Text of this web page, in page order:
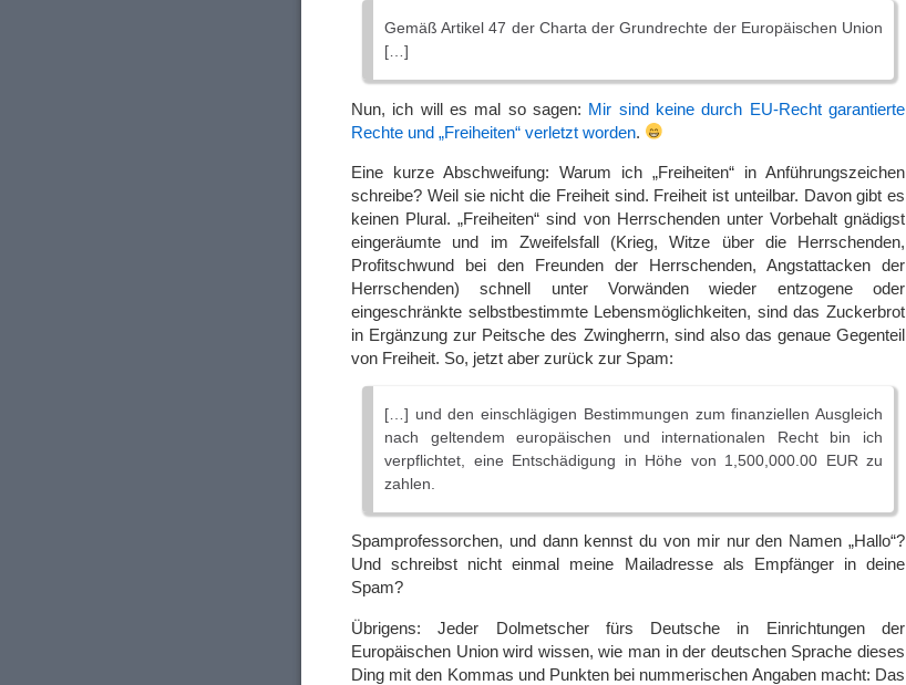
Gemäß Artikel 47 der Charta der Grundrechte der Europäischen Union
[…]
Nun, ich will es mal so sagen: Mir sind keine durch EU-Recht garantierte
Rechte und „Freiheiten“ verletzt worden.
Eine kurze Abschweifung: Warum ich „Freiheiten“ in Anführungszeichen
schreibe? Weil sie nicht die Freiheit sind. Freiheit ist unteilbar. Davon gibt es
keinen Plural. „Freiheiten“ sind von Herrschenden unter Vorbehalt gnädigst
eingeräumte und im Zweifelsfall (Krieg, Witze über die Herrschenden,
Profitschwund bei den Freunden der Herrschenden, Angstattacken der
Herrschenden) schnell unter Vorwänden wieder entzogene oder
eingeschränkte selbstbestimmte Lebensmöglichkeiten, sind das Zuckerbrot
in Ergänzung zur Peitsche des Zwingherrn, sind also das genaue Gegenteil
von Freiheit. So, jetzt aber zurück zur Spam:
[…] und den einschlägigen Bestimmungen zum finanziellen Ausgleich
nach geltendem europäischen und internationalen Recht bin ich
verpflichtet, eine Entschädigung in Höhe von 1,500,000.00 EUR zu
zahlen.
Spamprofessorchen, und dann kennst du von mir nur den Namen „Hallo“?
Und schreibst nicht einmal meine Mailadresse als Empfänger in deine
Spam?
Übrigens: Jeder Dolmetscher fürs Deutsche in Einrichtungen der
Europäischen Union wird wissen, wie man in der deutschen Sprache dieses
Ding mit den Kommas und Punkten bei nummerischen Angaben macht: Das